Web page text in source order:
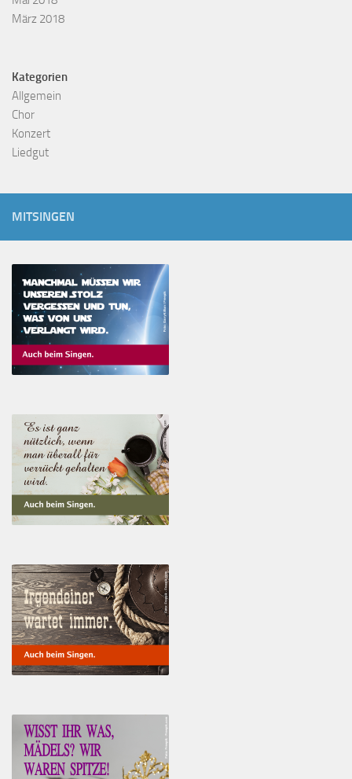
März 2018
Kategorien
Allgemein
Chor
Konzert
Liedgut
MITSINGEN